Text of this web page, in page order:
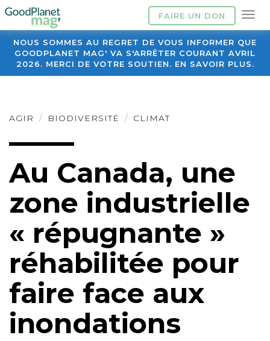
FAIRE UN DON
NOUS SOMMES AU REGRET DE VOUS INFORMER QUE
GOODPLANET MAG' VA S'ARRÊTER COURANT AVRIL
2026. MERCI DE VOTRE SOUTIEN. EN SAVOIR PLUS.
AGIR BIODIVERSITÉ CLIMAT
Au Canada, une
zone industrielle
« répugnante »
réhabilitée pour
faire face aux
inondations